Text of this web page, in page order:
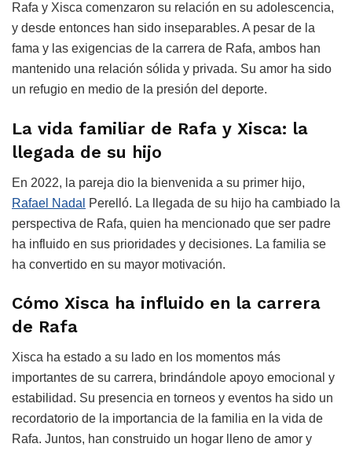
Rafa y Xisca comenzaron su relación en su adolescencia,
y desde entonces han sido inseparables. A pesar de la
fama y las exigencias de la carrera de Rafa, ambos han
mantenido una relación sólida y privada. Su amor ha sido
un refugio en medio de la presión del deporte.
La vida familiar de Rafa y Xisca: la
llegada de su hijo
En 2022, la pareja dio la bienvenida a su primer hijo,
Rafael Nadal
Perelló. La llegada de su hijo ha cambiado la
perspectiva de Rafa, quien ha mencionado que ser padre
ha influido en sus prioridades y decisiones. La familia se
ha convertido en su mayor motivación.
Cómo Xisca ha influido en la carrera
de Rafa
Xisca ha estado a su lado en los momentos más
importantes de su carrera, brindándole apoyo emocional y
estabilidad. Su presencia en torneos y eventos ha sido un
recordatorio de la importancia de la familia en la vida de
Rafa. Juntos, han construido un hogar lleno de amor y